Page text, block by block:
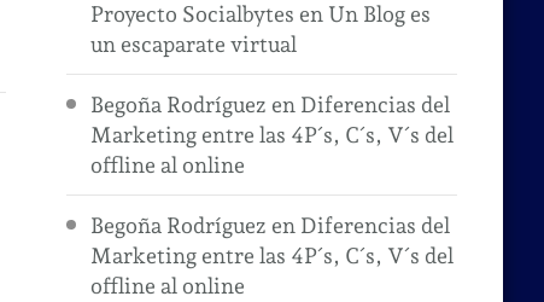
Proyecto Socialbytes en Un Blog es
un escaparate virtual
Begoña Rodríguez en Diferencias del
Marketing entre las 4P´s, C´s, V´s del
offline al online
Begoña Rodríguez en Diferencias del
Marketing entre las 4P´s, C´s, V´s del
offline al online